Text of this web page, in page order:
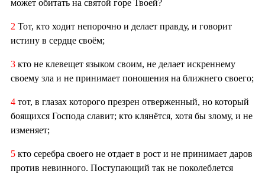
может обитать на святой горе Твоей?
2 Тот, кто ходит непорочно и делает правду, и говорит
истину в сердце своём;
3 кто не клевещет языком своим, не делает искреннему
своему зла и не принимает поношения на ближнего своего;
4 тот, в глазах которого презрен отверженный, но который
боящихся Господа славит; кто клянётся, хотя бы злому, и не
изменяет;
5 кто серебра своего не отдает в рост и не принимает даров
против невинного. Поступающий так не поколеблется